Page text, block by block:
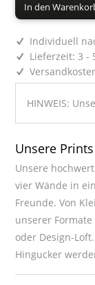
In den
Individuell
Lieferzeit: 3 -
HINWEIS:
Unsere Prints
Unsere
vier Wände in
Freunde. Von
unserer
oder Design-
Hingucker